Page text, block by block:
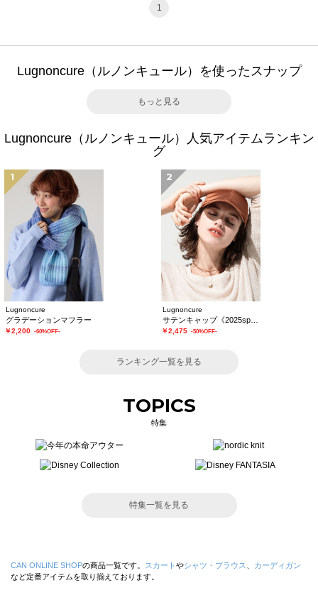
1
Lugnoncure（ルノンキュール）を使ったスナップ
もっと見る
Lugnoncure（ルノンキュール）人気アイテムランキン
グ
1
Lugnoncure
グラデーションマフラー
￥2,200 -60%OFF-
2
Lugnoncure
￥2,475 -50%OFF-
ランキング一覧を見る
TOPICS
特集
特集一覧を見る
CAN ONLINE SHOPの商品一覧です。 スカート やシャツ・ブラウス
カーディガン
など定番アイテムを取り揃えております。